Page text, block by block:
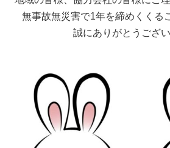
無事故無災害で1年を締めくくる
誠にありがとうござい